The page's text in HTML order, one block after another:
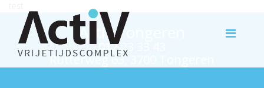
Activ Tongeren
012 23 33 43
Rutterweg 63, 3700 Tongeren